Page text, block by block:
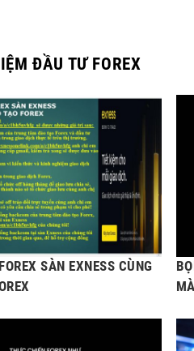
ĐẦU TƯ FOREX
SÀN EXNESS CÙNG